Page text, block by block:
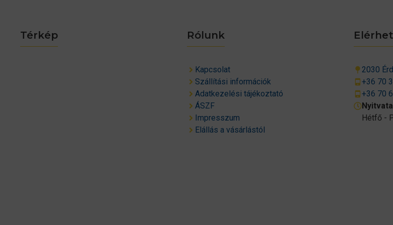
Térkép Rólunk
Kapcsolat
Szállítási információk
Adatkezelési tájékoztató
ÁSZF
Impresszum
Elállás a vásárlástól
2030
+36 70
+36 70
Hétfő -